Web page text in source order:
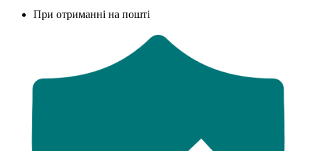
При отриманні на пошті